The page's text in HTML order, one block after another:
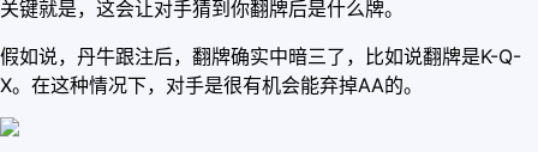
关键就是，这会让对手猜到你翻牌后是什么牌。
假如说，丹牛跟注后，翻牌确实中暗三了，比如说翻牌是K-Q-
X。在这种情况下，对手是很有机会能弃掉AA的。